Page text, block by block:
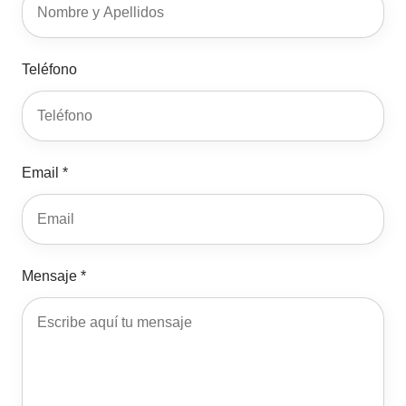
Teléfono
Email *
Mensaje *